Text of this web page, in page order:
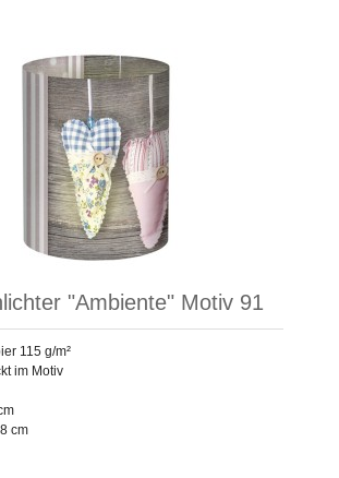
"Ambiente" Motiv 91
115 g/m²
im Motiv
cm